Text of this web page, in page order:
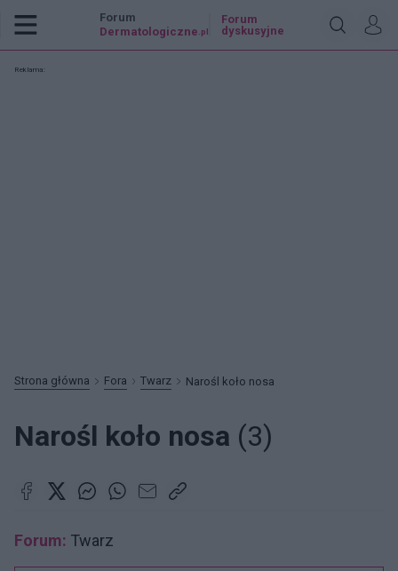
Forum
Dermatologiczne .pl
Forum
dyskusyjne
Reklama:
Strona główna Fora Twarz Narośl koło nosa
Narośl koło nosa (3)
Forum: Twarz